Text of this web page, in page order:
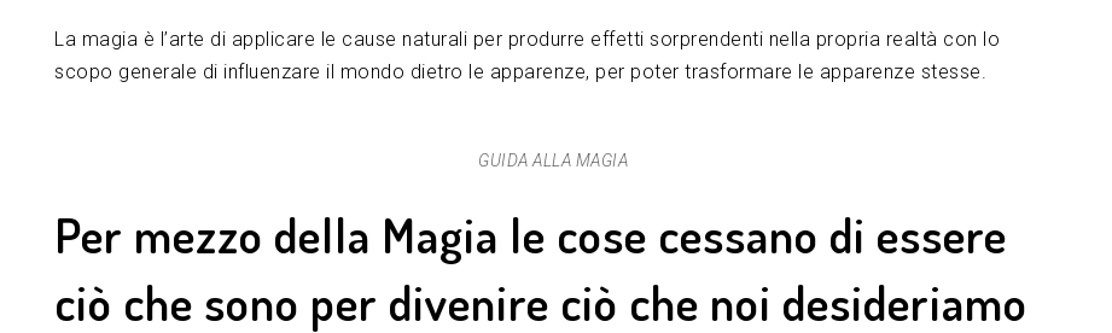
La magia è l’arte di applicare le cause naturali per produrre effetti sorprendenti nella propria realtà con lo
scopo generale di influenzare il mondo dietro le apparenze, per poter trasformare le apparenze stesse.
GUIDA ALLA MAGIA
Per mezzo della Magia le cose cessano di essere
ciò che sono per divenire ciò che noi desideriamo